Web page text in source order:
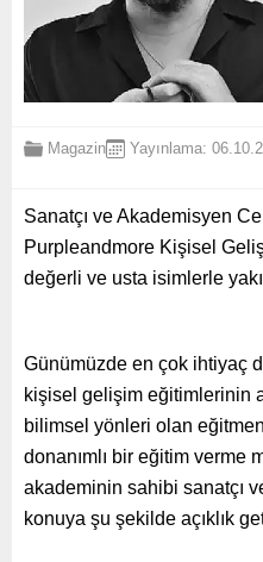
Magazin Yayınlama:
Sanatçı ve Akademisyen
Purpleandmore Kişisel
değerli ve usta isimlerle
Günümüzde en çok ihtiyaç
kişisel gelişim eğitimlerinin
bilimsel yönleri olan
donanımlı bir eğitim verme
akademinin sahibi sanatçı
konuya şu şekilde açıklık